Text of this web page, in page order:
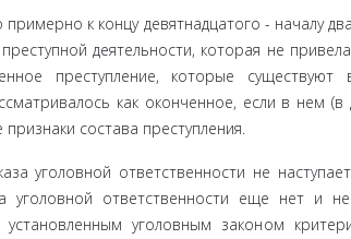
к кон­цу девятнадцатого - началу
деятельности, которая не
преступление, которые
как оконченное, если в нем
состава преступления.
уголовной ответственности не
ответ­ственности еще нет и не
установленным уго­ловным законом